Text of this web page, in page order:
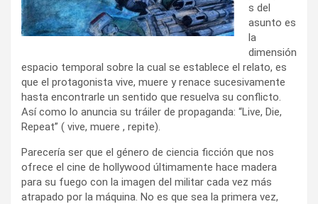
s del
asunto es
la
dimensión
espacio temporal sobre la cual se establece el relato, es
que el protagonista vive, muere y renace sucesivamente
hasta encontrarle un sentido que resuelva su conflicto.
Así como lo anuncia su tráiler de propaganda: “Live, Die,
Repeat” ( vive, muere , repite).
Parecería ser que el género de ciencia ficción que nos
ofrece el cine de hollywood últimamente hace madera
para su fuego con la imagen del militar cada vez más
atrapado por la máquina. No es que sea la primera vez,